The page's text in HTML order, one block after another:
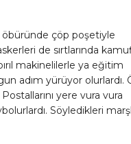
öbüründe çöp poşetiyle
de sırtlarında
makinelilerle ya eğitim
adım yürüyor olurlardı.
yere vura vura
Söyledikleri